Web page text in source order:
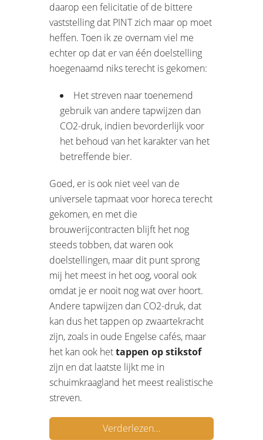
daarop een felicitatie of de bittere
vaststelling dat PINT zich maar op moet
heffen. Toen ik ze overnam viel me
echter op dat er van één doelstelling
hoegenaamd niks terecht is gekomen:
Het streven naar toenemend
gebruik van andere tapwijzen dan
CO2-druk, indien bevorderlijk voor
het behoud van het karakter van het
betreffende bier.
Goed, er is ook niet veel van de
universele tapmaat voor horeca terecht
gekomen, en met die
brouwerijcontracten blijft het nog
steeds tobben, dat waren ook
doelstellingen, maar dit punt sprong
mij het meest in het oog, vooral ook
omdat je er nooit nog wat over hoort.
Andere tapwijzen dan CO2-druk, dat
kan dus het tappen op zwaartekracht
zijn, zoals in oude Engelse cafés, maar
het kan ook hettappen op stikstof
zijn en dat laatste lijkt me in
schuimkraagland het meest realistische
streven.
Verderlezen…